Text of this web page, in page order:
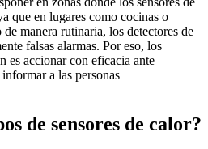
que en lugares como cocinas o
manera rutinaria, los detectores de
falsas alarmas. Por eso, los
es accionar con eficacia ante
a las personas
de sensores de calor?